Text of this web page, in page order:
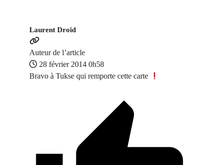
Laurent Droid
Auteur de l’article
28 février 2014 0h58
Bravo à Tukse qui remporte cette carte